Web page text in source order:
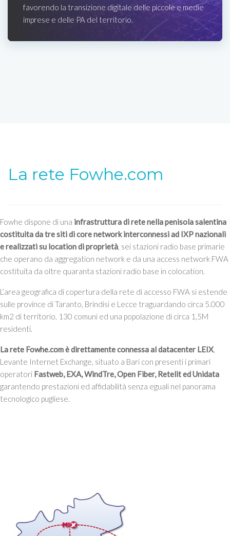
favorendo la transizione digitale delle piccole e medie
imprese e delle PA del territorio.
La rete Fowhe.com
Fowhe dispone di una infrastruttura di rete nella penisola salentina
costituita da tre siti di core network interconnessi ad IXP nazionali
e realizzati su location di proprietà, sei stazioni radio base primarie
che operano da aggregation network e da una access network FWA
costituita da oltre quaranta stazioni radio base in colocation.
L’area geografica di copertura della rete di accesso FWA si estende
sulle province di Taranto, Brindisi e Lecce traguardando circa 5.000
km2 di territorio, 130 comuni ed una popolazione di circa 1,5M
residenti.
La rete Fowhe.com è direttamente connessa al datacenter LEIX,
Levante Internet Exchange, situato a Bari con presenti i primari
operatori Fastweb, EXA, WindTre, Open Fiber, Retelit ed Unidata
garantendo prestazioni ed affidabilità senza eguali nel panorama
tecnologico pugliese.